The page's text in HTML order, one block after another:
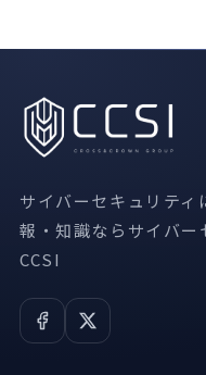
サイバーセキュリティ
報・知識ならサイバー
CCSI